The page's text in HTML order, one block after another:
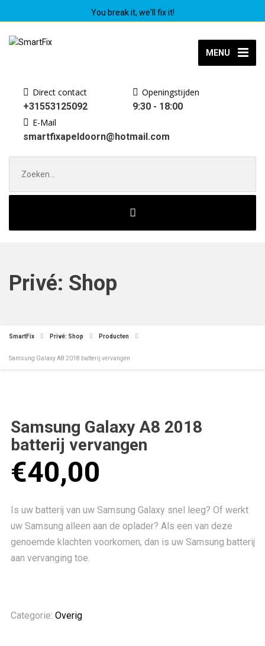
You break it, we'll fix it!
MENU
Direct contact
+31553125092
Openingstijden
9:30 - 18:00
E-Mail
smartfixapeldoorn@hotmail.com
naar:
Privé: Shop
SmartFix Privé: Shop Producten
Samsung Galaxy A8 2018 batterij vervangen
Samsung Galaxy A8 2018
batterij vervangen
€40,00
Is uw batterij van uw Samsung Galaxy snel leeg? Of werkt
uw Samsung alleen aan de oplader? Als een van deze
genoemde klachten voorkomen, dan is uw Samsung batterij
aan vervanging toe.
Categorie: Overig